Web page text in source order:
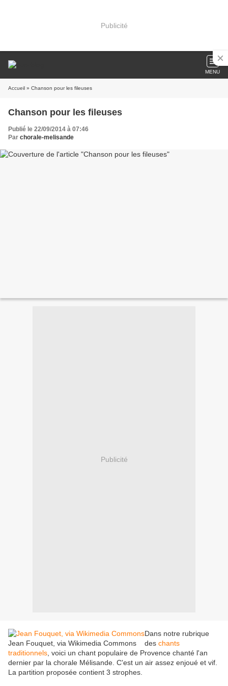
Publicité
MENU
Accueil » Chanson pour les fileuses
Chanson pour les fileuses
Publié le 22/09/2014 à 07:46
Par chorale-melisande
Publicité
Jean Fouquet, via Wikimedia Commons
Dans notre rubrique
des chants
traditionnels , voici un chant populaire de Provence chanté l'an
dernier par la chorale Mélisande. C'est un air assez enjoué et vif.
La partition proposée contient 3 strophes.